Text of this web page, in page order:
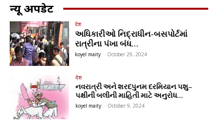
न्यू अपडेट
देश
અધિકારીઓ નિદ્રાધીન-બસપોર્ટમાં
રાત્રીના પંખા બંધ…
koyel maity - October 29, 2024
देश
નવરાત્રી અને શરદપુનમ દરમિયાન પશુ–
પક્ષીની બલીની માહિતી માટે અનુરોધ…
koyel maity - October 9, 2024